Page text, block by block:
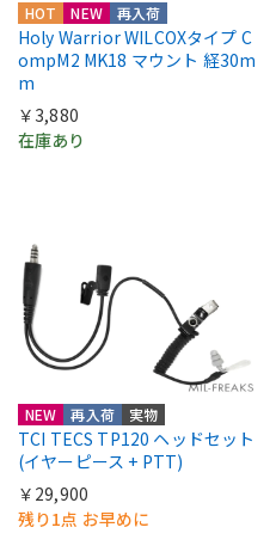
HOT NEW 再入荷
Holy Warrior WILCOXタイプ C
ompM2 MK18 マウント 経30m
m
￥3,880
在庫あり
NEW 再入荷 実物
TCI TECS TP120 ヘッドセット
(イヤーピース + PTT)
￥29,900
残り1点 お早めに